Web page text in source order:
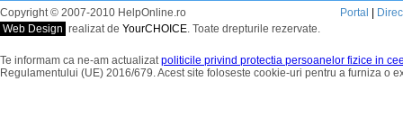
Copyright © 2007-2010 HelpOnline.ro
Web Design realizat de YourCHOICE. Toate drepturile rezervate.
Portal
Te informam ca ne-am actualizatpoliticile privind protectia persoanelor fizice in
Regulamentului (UE) 2016/679. Acest site foloseste cookie-uri pentru a furniza o